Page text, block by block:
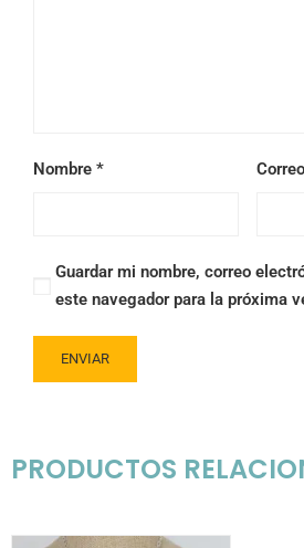
Nombre *
Guardar mi nombre, correo
este navegador para la próxima
PRODUCTOS